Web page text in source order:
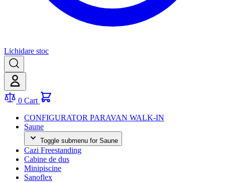
Lichidare stoc
0 Cart
CONFIGURATOR PARAVAN WALK-IN
Saune
Toggle submenu for Saune
Cazi Freestanding
Cabine de dus
Minipiscine
Sanoflex